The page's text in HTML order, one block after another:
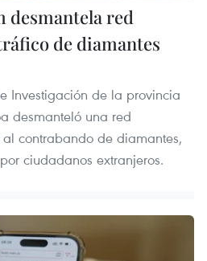
desmantela red
de diamantes
Investigación de la provincia
desmanteló una red
contrabando de diamantes,
ciudadanos extranjeros.